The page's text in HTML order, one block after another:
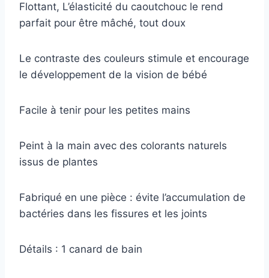
Flottant, L’élasticité du caoutchouc le rend
parfait pour être mâché, tout doux
Le contraste des couleurs stimule et encourage
le développement de la vision de bébé
Facile à tenir pour les petites mains
Peint à la main avec des colorants naturels
issus de plantes
Fabriqué en une pièce : évite l’accumulation de
bactéries dans les fissures et les joints
Détails : 1 canard de bain